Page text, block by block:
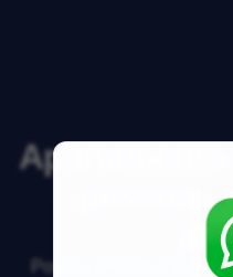
Apartamento
pessoas
Posso cancelar a